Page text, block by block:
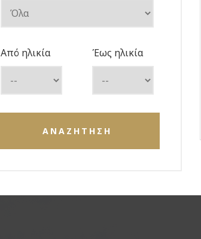
Από ηλικία Έως ηλικία
ΑΝΑΖΗΤΗΣΗ